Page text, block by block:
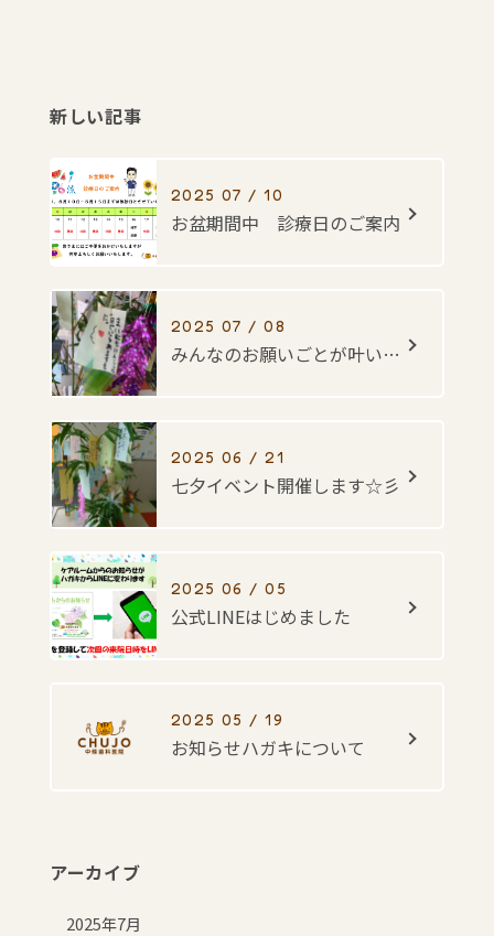
新しい記事
2025 07 / 10
お盆期間中 診療日のご案内
2025 07 / 08
みんなのお願いごとが叶いますように・・・☆彡
2025 06 / 21
七夕イベント開催します☆彡
2025 06 / 05
公式LINEはじめました
2025 05 / 19
お知らせハガキについて
アーカイブ
2025年7月